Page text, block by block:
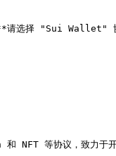
**请选择 "Sui Wallet"
等协议，致力于开